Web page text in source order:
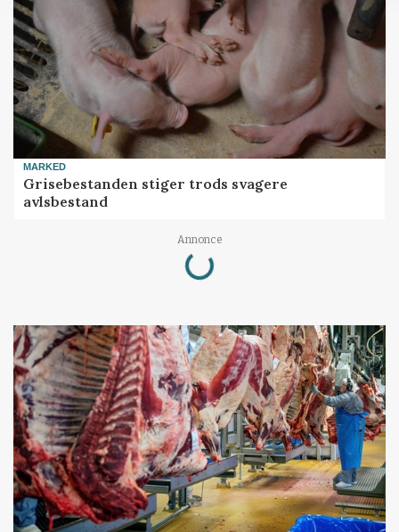
MARKED
Grisebestanden stiger trods svagere
avlsbestand
Annonce
Loading...